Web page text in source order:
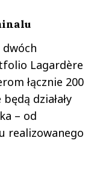
Lagardère
łącznie 200
działały
– od
realizowanego